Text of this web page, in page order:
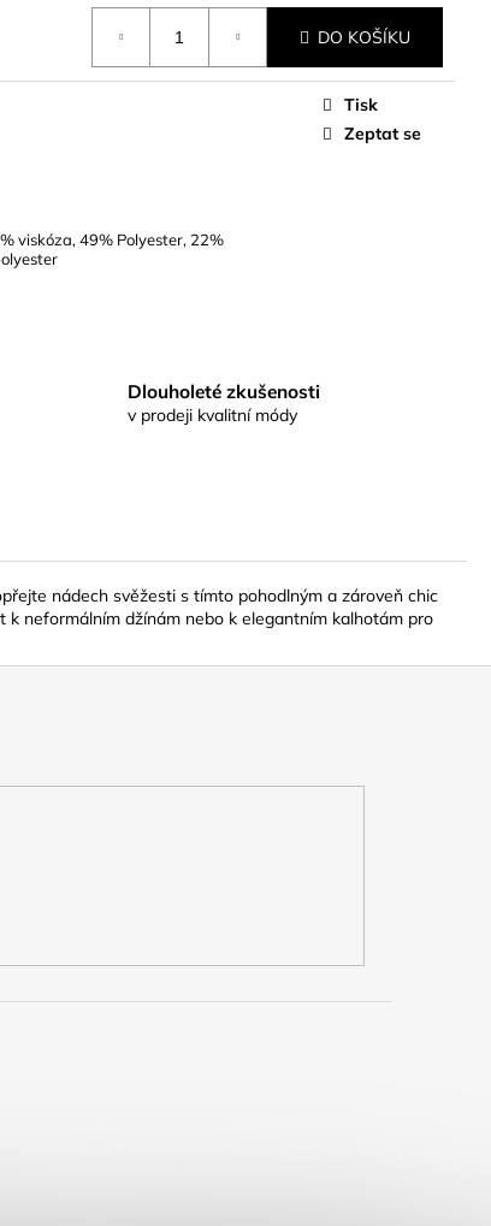
DO KOŠÍKU
viskóza, 49% Polyester, 22%
Tisk
Zeptat se
Dlouholeté zkušenosti
v prodeji kvalitní módy
nádech svěžesti s tímto pohodlným a zároveň chic
neformálním džínám nebo k elegantním kalhotám pro